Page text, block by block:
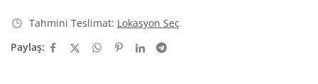
Tahmini Teslimat: Lokasyon Seç
Paylaş: